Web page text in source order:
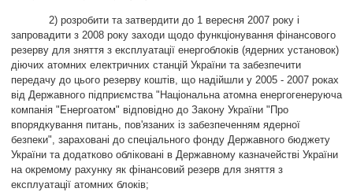
2) розробити та затвердити до 1 вересня 2007 року і
запровадити з 2008 року заходи щодо функціонування фінансового
резерву для зняття з експлуатації енергоблоків (ядерних установок)
діючих атомних електричних станцій України та забезпечити
передачу до цього резерву коштів, що надійшли у 2005 - 2007 роках
від Державного підприємства "Національна атомна енергогенеруюча
компанія "Енергоатом" відповідно до Закону України "Про
впорядкування питань, пов'язаних із забезпеченням ядерної
безпеки", зараховані до спеціального фонду Державного бюджету
України та додатково обліковані в Державному казначействі України
на окремому рахунку як фінансовий резерв для зняття з
експлуатації атомних блоків;